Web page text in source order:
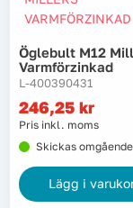
Öglebult M12
Varmförzinkad
L-400390431
246,25 kr
Pris inkl. moms
Skickas omgående
Lägg i